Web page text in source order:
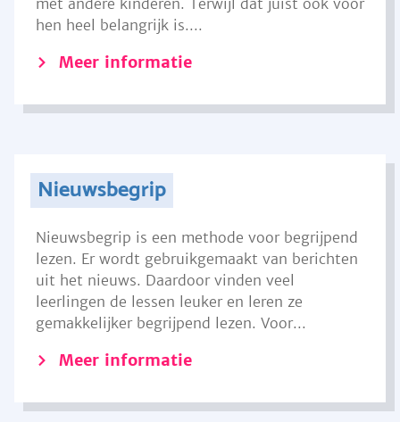
met andere kinderen. Terwijl dat juist ook voor
hen heel belangrijk is....
Meer informatie
Nieuwsbegrip
Nieuwsbegrip is een methode voor begrijpend
lezen. Er wordt gebruikgemaakt van berichten
uit het nieuws. Daardoor vinden veel
leerlingen de lessen leuker en leren ze
gemakkelijker begrijpend lezen. Voor...
Meer informatie